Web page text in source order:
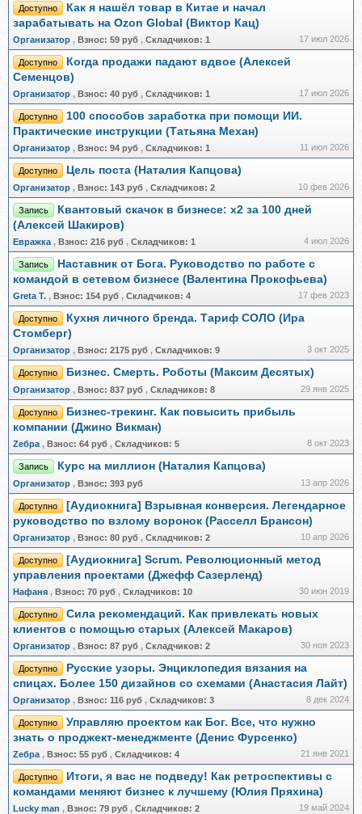
Доступно
Как я нашёл товар в Китае и начал
зарабатывать на Ozon Global (Виктор Кац)
Организатор , Взнос: 59 руб , Складчиков: 1 17 июл 2026
Доступно
Когда продажи падают вдвое (Алексей
Семенцов)
Организатор , Взнос: 40 руб , Складчиков: 1 17 июл 2026
Доступно
100 способов заработка при помощи ИИ.
Практические инструкции (Татьяна Механ)
Организатор , Взнос: 94 руб , Складчиков: 1 11 июл 2026
Доступно Цель поста (Наталия Капцова)
Организатор , Взнос: 143 руб , Складчиков: 2 10 фев 2026
Запись
Квантовый скачок в бизнесе: x2 за 100 дней
(Алексей Шакиров)
Евражкa , Взнос: 216 руб , Складчиков: 1 4 июл 2026
Запись
Наставник от Бога. Руководство по работе с
командой в сетевом бизнесе (Валентина Прокофьева)
Greta Т. , Взнос: 154 руб , Складчиков: 4 17 фев 2023
Доступно
Кухня личного бренда. Тариф СОЛО (Ира
Стомберг)
Организатор , Взнос: 2175 руб , Складчиков: 9 3 окт 2025
Доступно Бизнес. Смерть. Роботы (Максим Десятых)
Организатор , Взнос: 837 руб , Складчиков: 8 29 янв 2025
Доступно
Бизнес-трекинг. Как повысить прибыль
компании (Джино Викман)
Zебра , Взнос: 64 руб , Складчиков: 5 8 окт 2023
Запись Курс на миллион (Наталия Капцова)
Организатор , Взнос: 393 руб 13 апр 2026
Доступно
[Аудиокнига] Взрывная конверсия. Легендарное
руководство по взлому воронок (Расселл Брансон)
Организатор , Взнос: 80 руб , Складчиков: 2 10 апр 2026
Доступно
[Аудиокнига] Scrum. Революционный метод
управления проектами (Джефф Сазерленд)
Нафаня , Взнос: 70 руб , Складчиков: 10 30 июн 2019
Доступно
Сила рекомендаций. Как привлекать новых
клиентов с помощью старых (Алексей Макаров)
Организатор , Взнос: 87 руб , Складчиков: 2 30 ноя 2023
Доступно
Русские узоры. Энциклопедия вязания на
спицах. Более 150 дизайнов со схемами (Анастасия Лайт)
Организатор , Взнос: 116 руб , Складчиков: 3 8 дек 2024
Доступно
Управляю проектом как Бог. Все, что нужно
знать о проджект-менеджменте (Денис Фурсенко)
Zебра , Взнос: 55 руб , Складчиков: 4 21 янв 2021
Доступно
Итоги, я вас не подведу! Как ретроспективы с
командами меняют бизнес к лучшему (Юлия Пряхина)
Lucky man , Взнос: 79 руб , Складчиков: 2 19 май 2024